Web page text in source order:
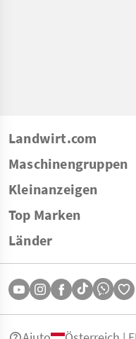
Landwirt.com
Maschinengruppen
Kleinanzeigen
Top Marken
Länder